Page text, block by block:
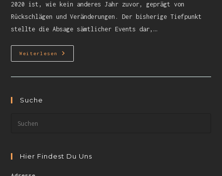
2020 ist, wie kein anderes Jahr zuvor, geprägt von
Rückschlägen und Veränderungen. Der bisherige Tiefpunkt
stellte die Absage sämtlicher Events dar,…
Weiterlesen
Suche
Hier Findest Du Uns